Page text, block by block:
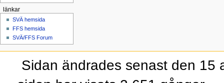
länkar
SVÄ hemsida
FFS hemsida
SVÄ/FFS Forum
Sidan ändrades senast den 15